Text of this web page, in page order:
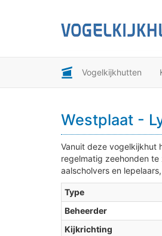
Vogelkijkhutten
Westplaat -
Vanuit deze vogelkijkhut
regelmatig zeehonden
aalscholvers en
Type
Beheerder
Kijkrichting